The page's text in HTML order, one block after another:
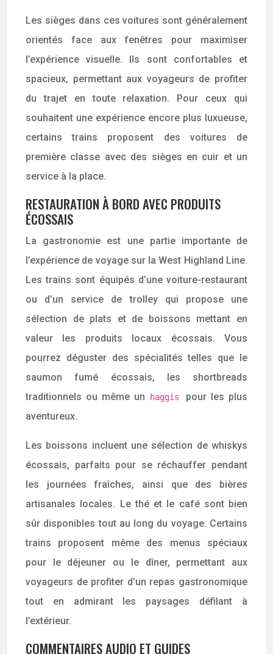
Les sièges dans ces voitures sont généralement
orientés face aux fenêtres pour maximiser
l’expérience visuelle. Ils sont confortables et
spacieux, permettant aux voyageurs de profiter
du trajet en toute relaxation. Pour ceux qui
souhaitent une expérience encore plus luxueuse,
certains trains proposent des voitures de
première classe avec des sièges en cuir et un
service à la place.
RESTAURATION À BORD AVEC PRODUITS
ÉCOSSAIS
La gastronomie est une partie importante de
l’expérience de voyage sur la West Highland Line.
Les trains sont équipés d’une voiture-restaurant
ou d’un service de trolley qui propose une
sélection de plats et de boissons mettant en
valeur les produits locaux écossais. Vous
pourrez déguster des spécialités telles que le
saumon fumé écossais, les shortbreads
traditionnels ou même un
haggis pour les plus
aventureux.
Les boissons incluent une sélection de whiskys
écossais, parfaits pour se réchauffer pendant
les journées fraîches, ainsi que des bières
artisanales locales. Le thé et le café sont bien
sûr disponibles tout au long du voyage. Certains
trains proposent même des menus spéciaux
pour le déjeuner ou le dîner, permettant aux
voyageurs de profiter d’un repas gastronomique
tout en admirant les paysages défilant à
l’extérieur.
COMMENTAIRES AUDIO ET GUIDES